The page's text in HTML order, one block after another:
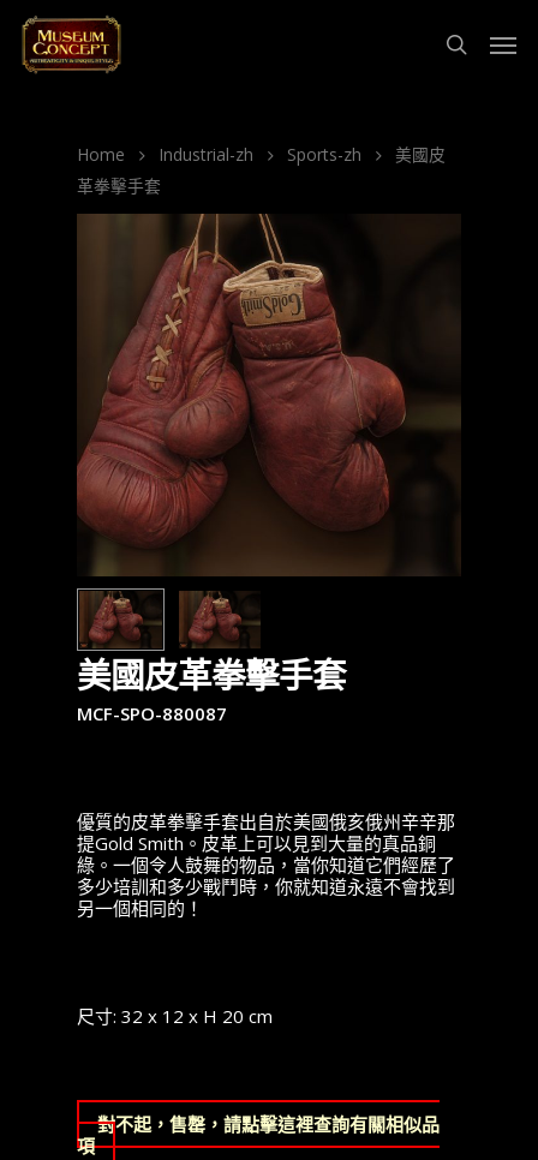
Home Industrial-zh Sports-zh
美國皮
革拳擊手套
美國皮革拳擊手套
MCF-SPO-880087
優質的皮革拳擊手套出自於美國俄亥俄州辛辛那
提Gold Smith。皮革上可以見到大量的真品銅
綠。一個令人鼓舞的物品，當你知道它們經歷了
多少培訓和多少戰鬥時，你就知道永遠不會找到
另一個相同的！
尺寸: 32 x 12 x H 20 cm
對不起，售罄，請點擊這裡查詢有關相似品
項